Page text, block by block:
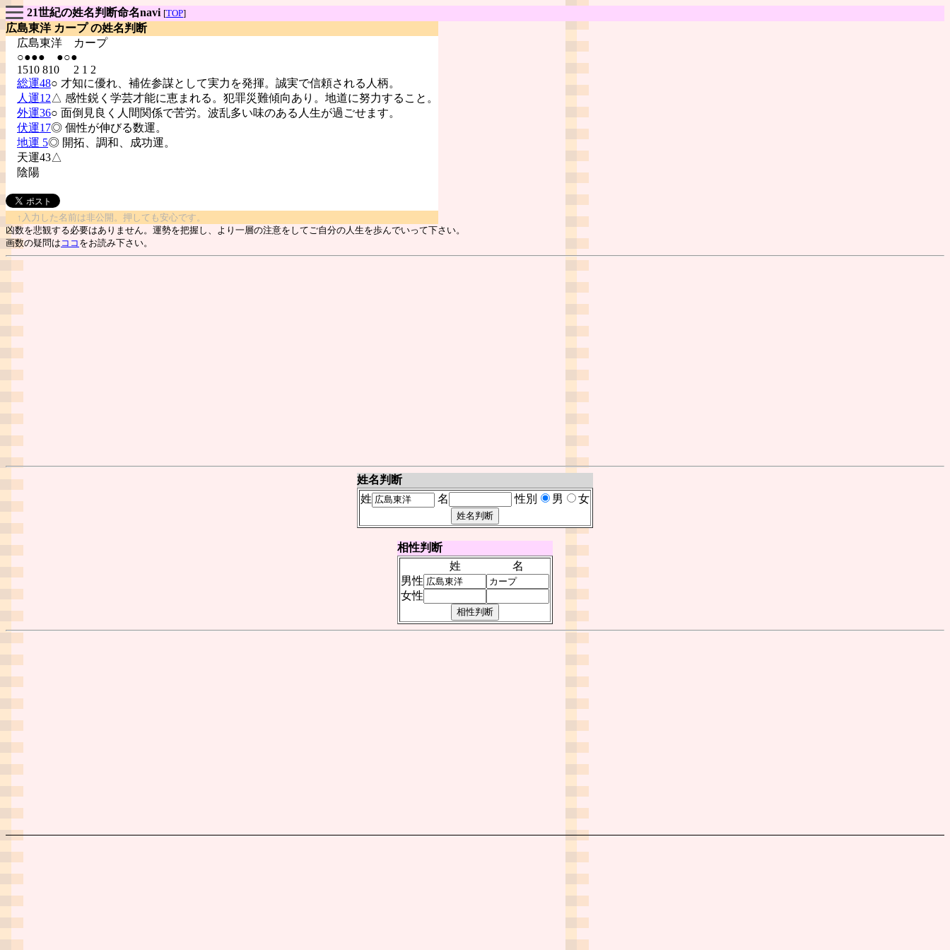
21世紀の姓名判断命名navi [TOP]
広島東洋 カープ の姓名判断
広島東洋
カープ
○●●● ●○●
1510 810 2 1 2
総運48○ 才知に優れ、補佐参謀として実力を発揮。誠実で信頼される人柄。
人運12△ 感性鋭く学芸才能に恵まれる。犯罪災難傾向あり。地道に努力すること。
外運36○ 面倒見良く人間関係で苦労。波乱多い味のある人生が過ごせます。
伏運17◎ 個性が伸びる数運。
地運 5◎ 開拓、調和、成功運。
天運43△
陰陽
↑入力した名前は非公開。押しても安心です。
凶数を悲観する必要はありません。運勢を把握し、より一層の注意をしてご自分の人生を歩んでいって下さい。
画数の疑問は ココ をお読み下さい。
姓名判断
姓
名 性別 男 女
相性判断
姓
名
男性
女性